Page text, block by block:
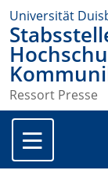
Universität
Ressort Presse